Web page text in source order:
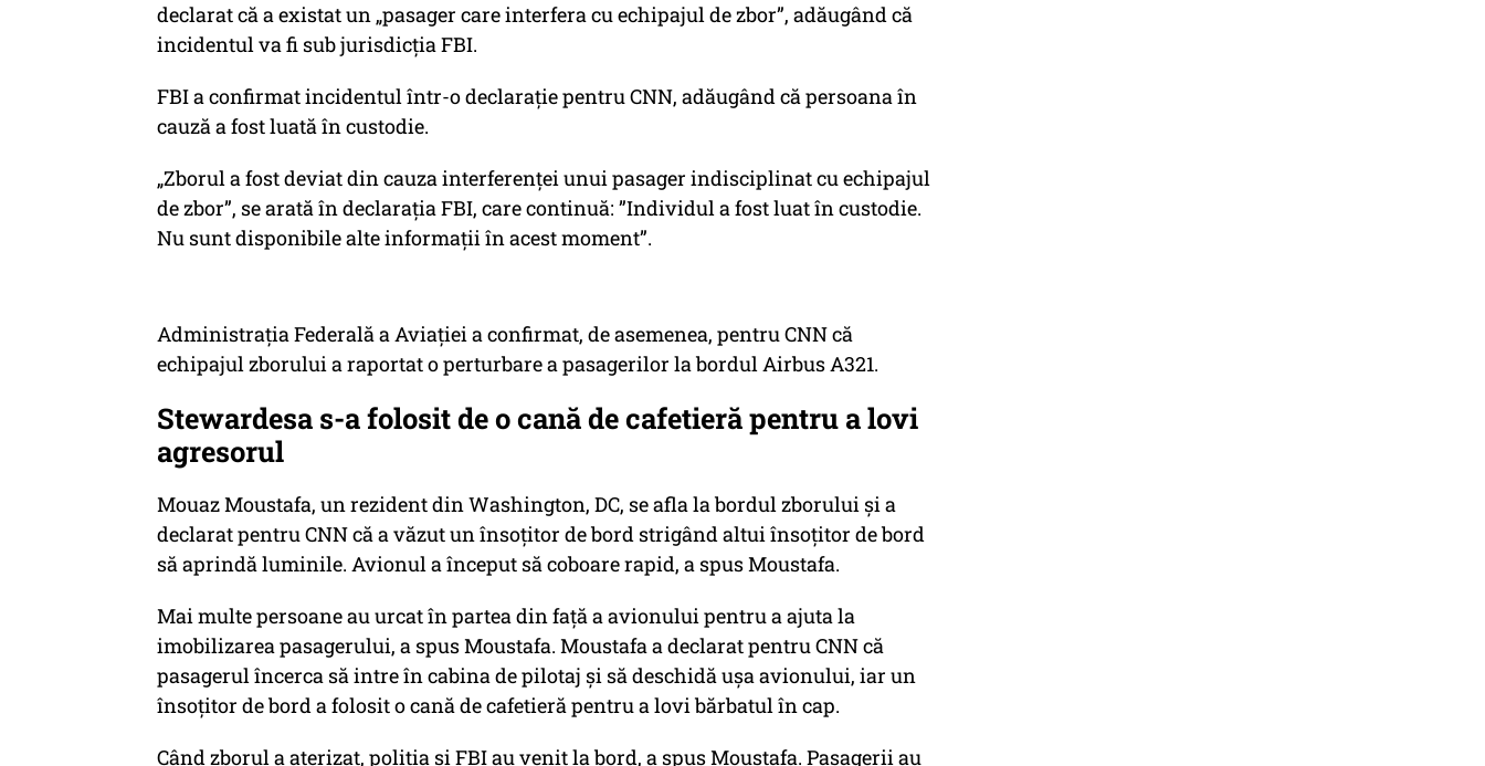
declarat că a existat un „pasager care interfera cu echipajul de zbor”, adăugând că
incidentul va fi sub jurisdicția FBI.
FBI a confirmat incidentul într-o declarație pentru CNN, adăugând că persoana în
cauză a fost luată în custodie.
„Zborul a fost deviat din cauza interferenței unui pasager indisciplinat cu echipajul
de zbor”, se arată în declarația FBI, care continuă: ”Individul a fost luat în custodie.
Nu sunt disponibile alte informații în acest moment”.
Administrația Federală a Aviației a confirmat, de asemenea, pentru CNN că
echipajul zborului a raportat o perturbare a pasagerilor la bordul Airbus A321.
Stewardesa s-a folosit de o cană de cafetieră pentru a lovi
agresorul
Mouaz Moustafa, un rezident din Washington, DC, se afla la bordul zborului și a
declarat pentru CNN că a văzut un însoțitor de bord strigând altui însoțitor de bord
să aprindă luminile. Avionul a început să coboare rapid, a spus Moustafa.
Mai multe persoane au urcat în partea din față a avionului pentru a ajuta la
imobilizarea pasagerului, a spus Moustafa. Moustafa a declarat pentru CNN că
pasagerul încerca să intre în cabina de pilotaj și să deschidă ușa avionului, iar un
însoțitor de bord a folosit o cană de cafetieră pentru a lovi bărbatul în cap.
Când zborul a aterizat, poliția și FBI au venit la bord, a spus Moustafa. Pasagerii au